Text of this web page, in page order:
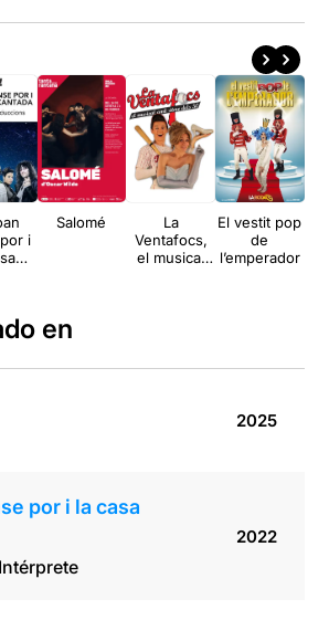
i
Salomé
La
Ventafocs,
el musical
El vestit pop
de
l’emperador
en
2025
por i la casa
Intérprete
2022